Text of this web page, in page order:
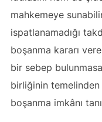
mahkemeye
ispatlanamadığı
boşanma kararı
bir sebep
birliğinin temelinden
boşanma imkânı